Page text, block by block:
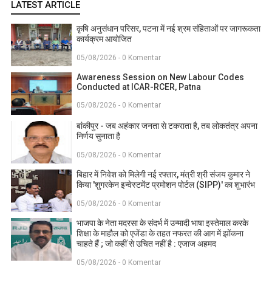
LATEST ARTICLE
कृषि अनुसंधान परिसर, पटना में नई श्रम संहिताओं पर जागरूकता
कार्यक्रम आयोजित
05/08/2026 - 0 Komentar
Awareness Session on New Labour Codes
Conducted at ICAR-RCER, Patna
05/08/2026 - 0 Komentar
बांकीपुर - जब अहंकार जनता से टकराता है, तब लोकतंत्र अपना
निर्णय सुनाता है
05/08/2026 - 0 Komentar
बिहार में निवेश को मिलेगी नई रफ्तार, मंत्री श्री संजय कुमार ने
किया 'शुगरकेन इन्वेस्टमेंट प्रमोशन पोर्टल (SIPP)' का शुभारंभ
05/08/2026 - 0 Komentar
भाजपा के नेता मदरसा के संदर्भ में उन्मादी भाषा इस्तेमाल करके
शिक्षा के माहौल को एजेंडा के तहत नफरत की आग में झोंकना
चाहते हैं ; जो कहीं से उचित नहीं है : एजाज अहमद
05/08/2026 - 0 Komentar